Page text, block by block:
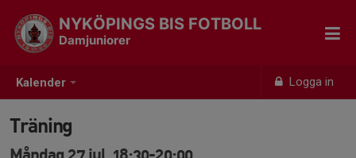
Kalender Logga in
NYKÖPINGS BIS FOTBOLL
Damjuniorer
Träning